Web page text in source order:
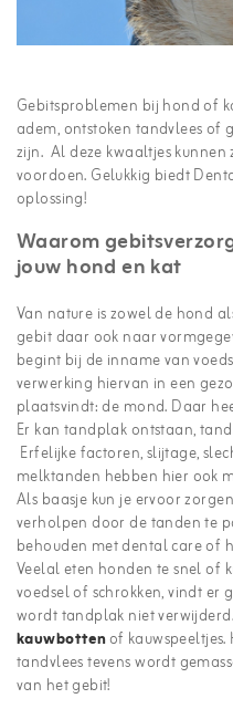
Gebitsproblemen bij hond of
adem, ontstoken tandvlees of
zijn. Al deze kwaaltjes
voordoen. Gelukkig biedt
oplossing!
Waarom
jouw hond en kat
Van nature is zowel de hond
gebit daar ook naar
begint bij de inname van
verwerking hiervan in een
plaatsvindt: de mond. Daar
Er kan tandplak ontstaan,
Erfelijke factoren, slijtage,
melktanden hebben hier ook
Als baasje kun je ervoor
verholpen door de tanden te
behouden met dental care of
Veelal eten honden te snel of
voedsel of schrokken, vindt er
wordt tandplak niet
kauwbottenof
tandvlees tevens wordt
van het gebit!